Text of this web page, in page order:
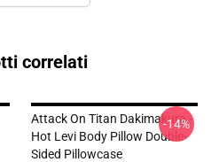
correlati
Attack On Titan Dakimakura -
Hot Levi Body Pillow Double-
Sided Pillowcase
-14%